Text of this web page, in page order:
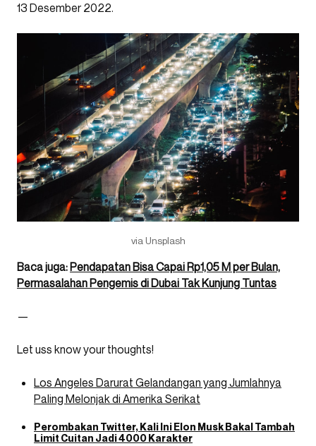
13 Desember 2022.
via Unsplash
Baca juga: Pendapatan Bisa Capai Rp1,05 M per Bulan,
Permasalahan Pengemis di Dubai Tak Kunjung Tuntas
—
Let uss know your thoughts!
Los Angeles Darurat Gelandangan yang Jumlahnya
Paling Melonjak di Amerika Serikat
Perombakan Twitter, Kali Ini Elon Musk Bakal Tambah
Limit Cuitan Jadi 4000 Karakter